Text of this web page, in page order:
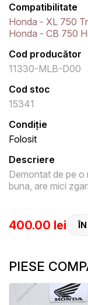
Compatibilitate
Honda - XL 750
Honda - CB 750
Cod producător
11330-MLB-D00
Cod stoc
15341
Condiție
Folosit
Descriere
Demontat de pe o
buna, are mici
400.00 lei
PIESE